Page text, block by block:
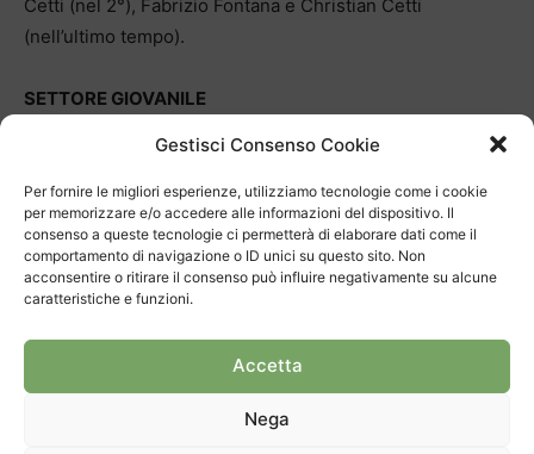
Gestisci Consenso Cookie
Per fornire le migliori esperienze, utilizziamo tecnologie come i cookie
per memorizzare e/o accedere alle informazioni del dispositivo. Il
consenso a queste tecnologie ci permetterà di elaborare dati come il
comportamento di navigazione o ID unici su questo sito. Non
acconsentire o ritirare il consenso può influire negativamente su alcune
caratteristiche e funzioni.
Accetta
Nega
Cetti (nel 2°), Fabrizio Fontana e Christian Cetti
(nell’ultimo tempo).
SETTORE GIOVANILE
confronto che si è risolto con una rotonda vittoria, i Mini
A che hanno sconfitto per 10-0 l’Innerschwyz Future.
Davide Praderio (3 reti), Nicolo Galeone, Giovanni Ortelli
(3 reti), Fabio Zen, Jacques Lelais e Alessandro Thomas